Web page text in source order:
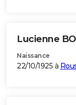
Lucienne
Naissance
22/10/1925 à